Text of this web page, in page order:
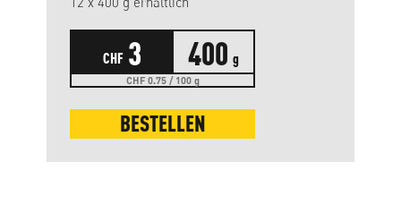
CHF 3 400 g
CHF 0.75 / 100 g
BESTELLEN